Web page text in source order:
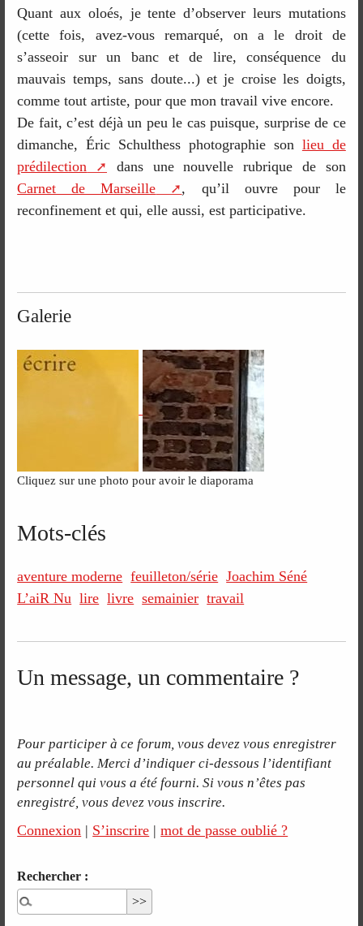
Quant aux oloés, je tente d’observer leurs mutations
(cette fois, avez-vous remarqué, on a le droit de
s’asseoir sur un banc et de lire, conséquence du
mauvais temps, sans doute...) et je croise les doigts,
comme tout artiste, pour que mon travail vive encore.
De fait, c’est déjà un peu le cas puisque, surprise de ce
dimanche, Éric Schulthess photographie son lieu de
prédilection
dans une nouvelle rubrique de son
Carnet de Marseille
, qu’il ouvre pour le
reconfinement et qui, elle aussi, est participative.
Galerie
Cliquez sur une photo pour avoir le diaporama
Mots-clés
aventure moderne feuilleton/série Joachim Séné
L’aiR Nu lire livre semainier travail
Un message, un commentaire ?
Pour participer à ce forum, vous devez vous enregistrer
au préalable. Merci d’indiquer ci-dessous l’identifiant
personnel qui vous a été fourni. Si vous n’êtes pas
enregistré, vous devez vous inscrire.
Connexion | S’inscrire |mot de passe oublié ?
Rechercher :